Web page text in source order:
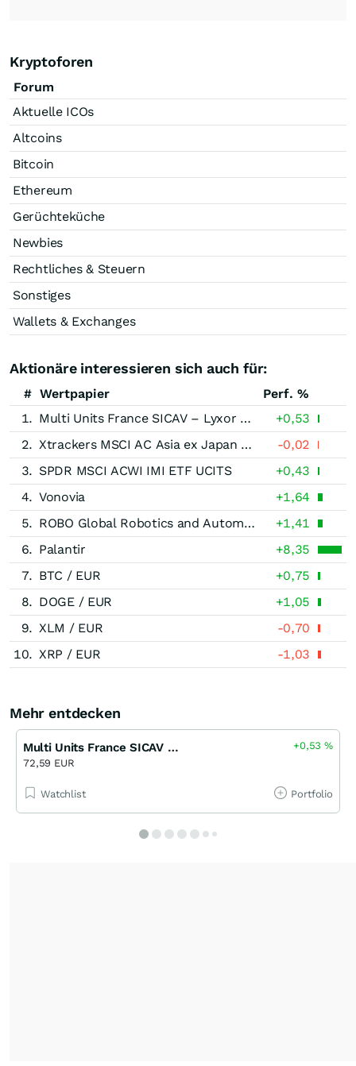
Kryptoforen
Forum
Aktuelle ICOs
Altcoins
Bitcoin
Ethereum
Gerüchteküche
Newbies
Rechtliches & Steuern
Sonstiges
Wallets & Exchanges
Aktionäre interessieren sich auch für:
# Wertpapier
Perf. %
1.
Multi Units France SICAV – Lyxor World Water ( DR ) UCITS ETF, Actions au Port.Dist o.N.
+0,53
2.
Xtrackers MSCI AC Asia ex Japan Swap UCITS ETF
-0,02
3. SPDR MSCI ACWI IMI ETF UCITS
+0,43
4. Vonovia
+1,64
5.
ROBO Global Robotics and Automation GO UCITS ETF
+1,41
6. Palantir
+8,35
7. BTC / EUR
+0,75
8. DOGE / EUR
+1,05
9. XLM / EUR
-0,70
10. XRP / EUR -1,03
Mehr entdecken
Multi Units France SICAV – Lyxor World Water ( DR ) UCITS ETF, Actions au Port.Dist o.N.
72,59 EUR
+0,53%
Watchlist Portfolio